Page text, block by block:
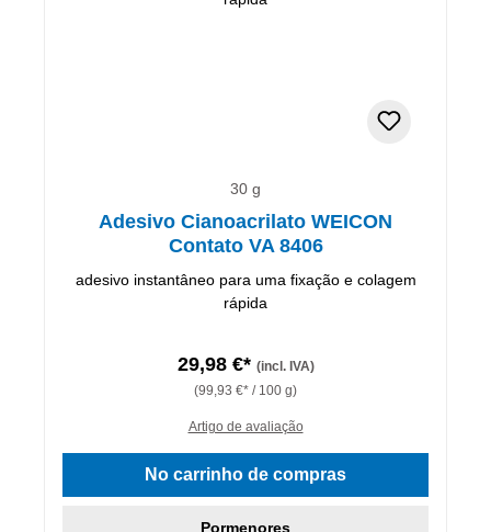
30 g
Adesivo Cianoacrilato WEICON
Contato VA 8406
adesivo instantâneo para uma fixação e colagem
rápida
29,98 €* (incl. IVA)
(99,93 €* / 100 g)
Artigo de avaliação
No carrinho de compras
Pormenores